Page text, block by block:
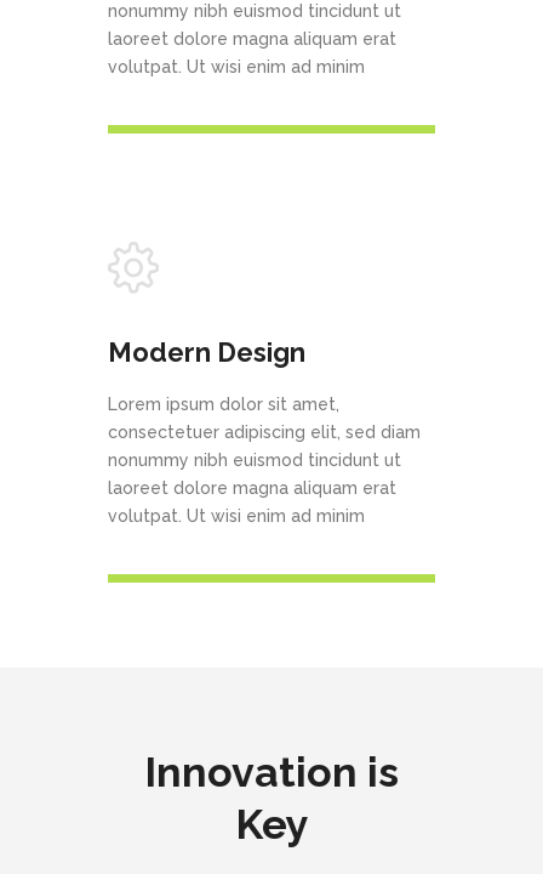
nonummy nibh euismod tincidunt ut
laoreet dolore magna aliquam erat
volutpat. Ut wisi enim ad minim
Modern Design
Lorem ipsum dolor sit amet,
consectetuer adipiscing elit, sed diam
nonummy nibh euismod tincidunt ut
laoreet dolore magna aliquam erat
volutpat. Ut wisi enim ad minim
Innovation is
Key